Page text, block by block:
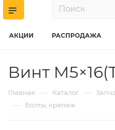
АКЦИИ РАСПРОДАЖА
Винт
Главная — Каталог —
— Болты, крепеж